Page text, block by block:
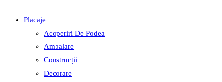
Placaje
Acoperiri De Podea
Ambalare
Construcții
Decorare